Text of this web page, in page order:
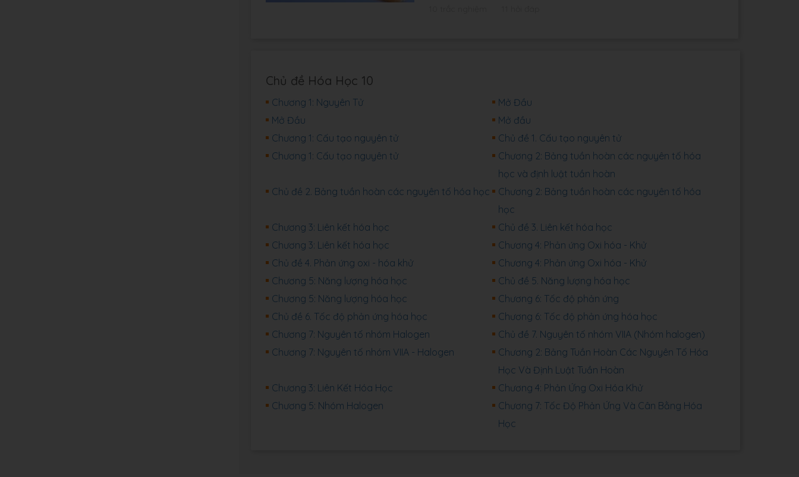
Chủ đề Hóa Học 10
Chương 1: Nguyên Tử
Mở Đầu
Mở Đầu
Mở đầu
Chương 1: Cấu tạo nguyên tử
Chủ đề 1. Cấu tạo nguyên tử
Chương 1: Cấu tạo nguyên tử
Chương 2: Bảng tuần hoàn các nguyên tố hóa
học và định luật tuần hoàn
Chủ đề 2. Bảng tuần hoàn các nguyên tố hóa học
Chương 2: Bảng tuần hoàn các nguyên tố hóa
học
Chương 3: Liên kết hóa học
Chủ đề 3. Liên kết hóa học
Chương 3: Liên kết hóa học
Chương 4: Phản ứng Oxi hóa - Khử
Chủ đề 4. Phản ứng oxi - hóa khử
Chương 4: Phản ứng Oxi hóa - Khử
Chương 5: Năng lượng hóa học
Chủ đề 5. Năng lượng hóa học
Chương 5: Năng lượng hóa học
Chương 6: Tốc độ phản ứng
Chủ đề 6. Tốc độ phản ứng hóa học
Chương 6: Tốc độ phản ứng hóa học
Chương 7: Nguyên tố nhóm Halogen
Chủ đề 7. Nguyên tố nhóm VIIA (Nhóm halogen)
Chương 7: Nguyên tố nhóm VIIA - Halogen
Chương 2: Bảng Tuần Hoàn Các Nguyên Tố Hóa
Học Và Định Luật Tuần Hoàn
Chương 3: Liên Kết Hóa Học
Chương 4: Phản Ứng Oxi Hóa Khử
Chương 5: Nhóm Halogen
Chương 7: Tốc Độ Phản Ứng Và Cân Bằng Hóa
Học